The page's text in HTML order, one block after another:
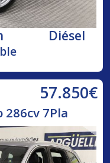
Diésel
57.850€
286cv 7Pla